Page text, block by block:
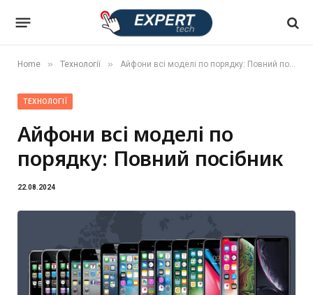
Home » Технології » Айфони всі моделі по порядку: Повний посібник
ТЕХНОЛОГІЇ
Айфони всі моделі по
порядку: Повний посібник
22.08.2024